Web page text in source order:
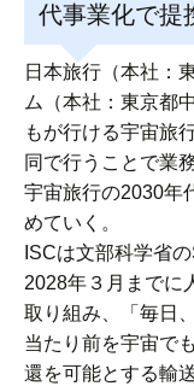
代事業化で提
日本旅行（本社：
ム（本社：東京都
もが行ける宇宙旅
同で行うことで業
宇宙旅行の2030年
めていく。
ISCは文部科学省
2028年３月までに
取り組み、「毎日
当たり前を宇宙で
還を可能とする輸